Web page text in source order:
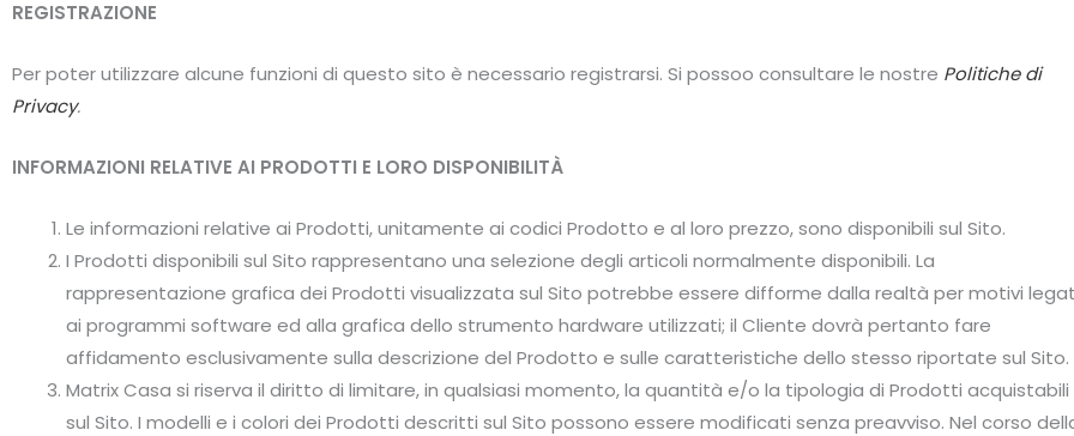
REGISTRAZIONE
Per poter utilizzare alcune funzioni di questo sito è necessario registrarsi. Si possoo consultare le nostre Politiche di
Privacy.
INFORMAZIONI RELATIVE AI PRODOTTI E LORO DISPONIBILITÀ
Le informazioni relative ai Prodotti, unitamente ai codici Prodotto e al loro prezzo, sono disponibili sul Sito.
I Prodotti disponibili sul Sito rappresentano una selezione degli articoli normalmente disponibili. La
rappresentazione grafica dei Prodotti visualizzata sul Sito potrebbe essere difforme dalla realtà per motivi
ai programmi software ed alla grafica dello strumento hardware utilizzati; il Cliente dovrà pertanto fare
affidamento esclusivamente sulla descrizione del Prodotto e sulle caratteristiche dello stesso riportate sul Sito.
Matrix Casa si riserva il diritto di limitare, in qualsiasi momento, la quantità e/o la tipologia di Prodotti acquistabili
sul Sito. I modelli e i colori dei Prodotti descritti sul Sito possono essere modificati senza preavviso. Nel corso